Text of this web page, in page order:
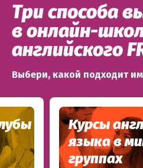
Три способа
в онлайн-
английского
Выбери, какой подходит
Курсы
языка в
группах